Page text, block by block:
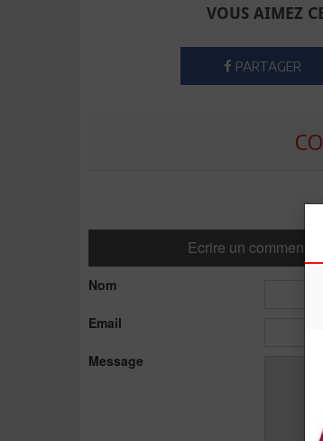
VOUS AIMEZ
PARTAGER
Ecrire un commentaire
Nom
Email
Message